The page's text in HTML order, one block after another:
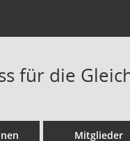
für die
Mitglieder